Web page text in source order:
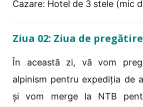
Cazare: Hotel de 3 stele (mic
Ziua 02: Ziua de
În această zi, vă vom
alpinism pentru expediția de
și vom merge la NTB